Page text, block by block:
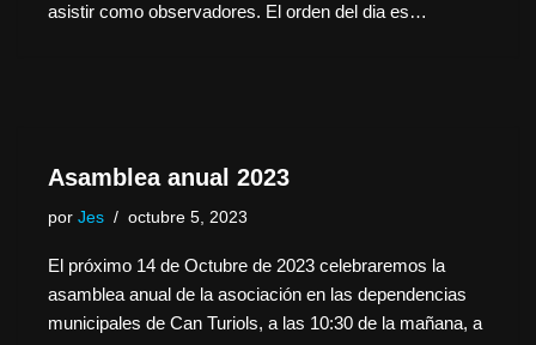
asistir como observadores. El orden del dia es…
Asamblea anual 2023
por Jes octubre 5, 2023
El próximo 14 de Octubre de 2023 celebraremos la
asamblea anual de la asociación en las dependencias
municipales de Can Turiols, a las 10:30 de la mañana, a